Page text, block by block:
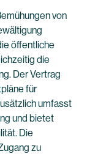
von
öffentliche
die
Der Vertrag
für
umfasst
und bietet
Die
zu